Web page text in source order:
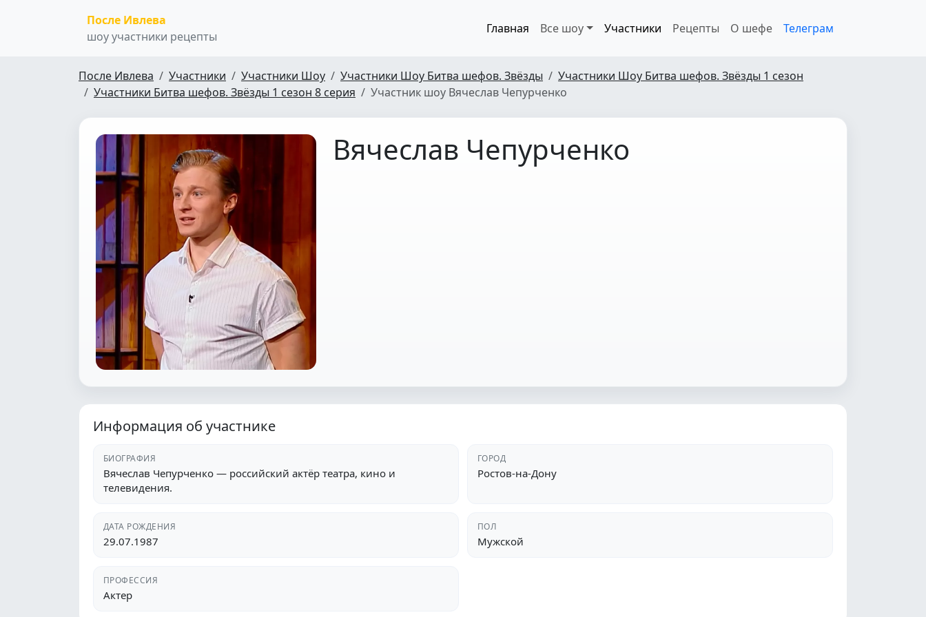
После Ивлева
шоу участники рецепты
Главная Все шоу Участники Рецепты О шефе Телеграм
После Ивлева Участники Участники Шоу Участники Шоу Битва шефов. Звёзды
Участники Шоу Битва шефов. Звёзды 1 сезон
Участники Битва шефов. Звёзды 1 сезон 8 серия
Участник шоу Вячеслав Чепурченко
Вячеслав Чепурченко
Информация об участнике
БИОГРАФИЯ
Вячеслав Чепурченко — российский актёр театра, кино и
телевидения.
ГОРОД
Ростов-на-Дону
ДАТА РОЖДЕНИЯ
29.07.1987
ПОЛ
Мужской
ПРОФЕССИЯ
Актер